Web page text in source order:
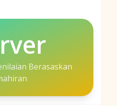
Berasaskan